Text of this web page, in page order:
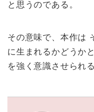
と思うのである。
その意味で、本作は
に生まれるかどうか
を強く意識させられ